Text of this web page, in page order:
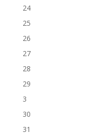
24
25
26
27
28
29
3
30
31